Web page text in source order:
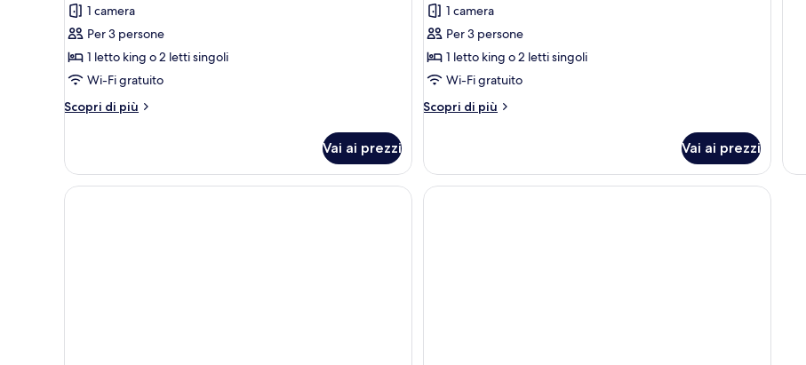
Seaview
with
Sofa
Bed
1 camera
Per 3 persone
1 letto king o 2 letti singoli
Wi-Fi gratuito
Scopri di più
Altri
Seaview
with
Sofa
Vai ai prezzi
Seaview
with
Sofa
Bed
1 camera
Per 3 persone
1 letto king o 2 letti singoli
Wi-Fi gratuito
Scopri di più
Altri
Seaview
with
Sofa
Vai ai prezzi